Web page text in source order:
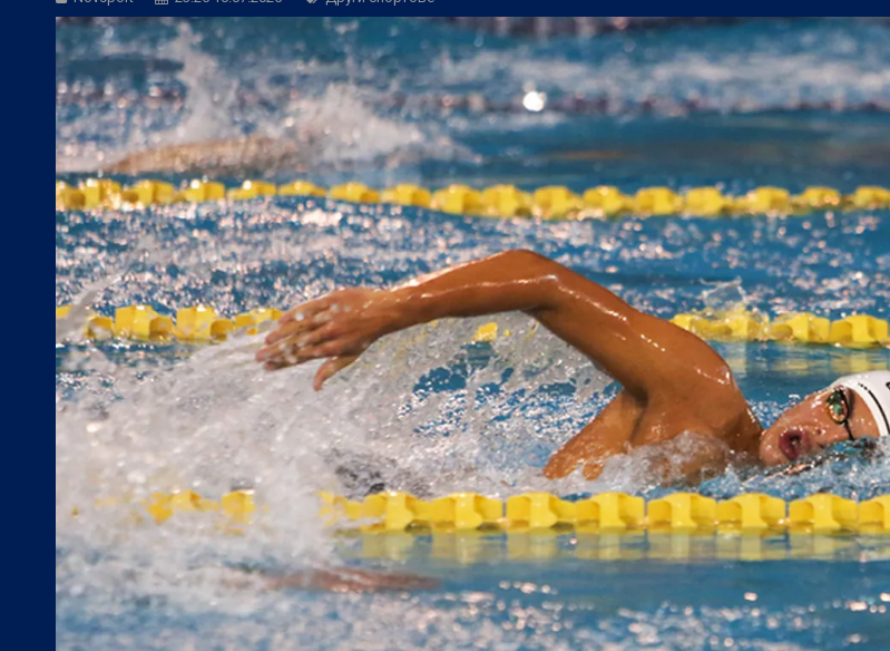
Трета лига:Георги Иванов посети мача от Трета лига между Нефтохимик и Ботев Пловдив II
БГ Футбол:УЕФА глоби Левски с 23 000 евро за домакинството на Борац